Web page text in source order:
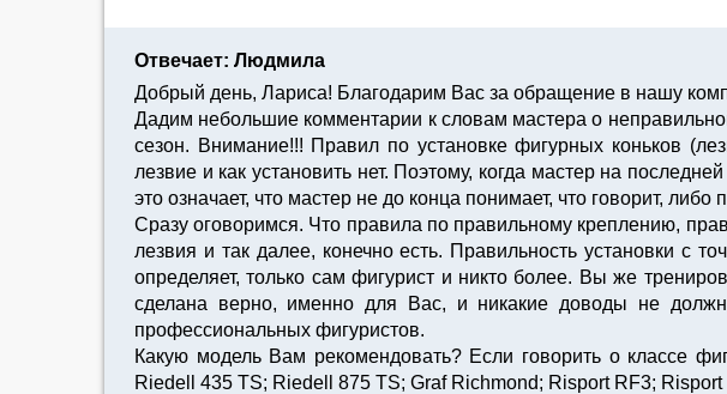
Отвечает: Людмила
Добрый день, Лариса! Благодарим Вас за обращение в нашу
Дадим небольшие комментарии к словам мастера о
сезон. Внимание!!! Правил по установке фигурных коньков
лезвие и как установить нет. Поэтому, когда мастер на
это означает, что мастер не до конца понимает, что говорит,
Сразу оговоримся. Что правила по правильному креплению,
лезвия и так далее, конечно есть. Правильность установки с
определяет, только сам фигурист и никто более. Вы же
сделана верно, именно для Вас, и никакие доводы не
профессиональных фигуристов.
Какую модель Вам рекомендовать? Если говорить о классе
Riedell 435 TS; Riedell 875 TS; Graf Richmond; Risport RF3;